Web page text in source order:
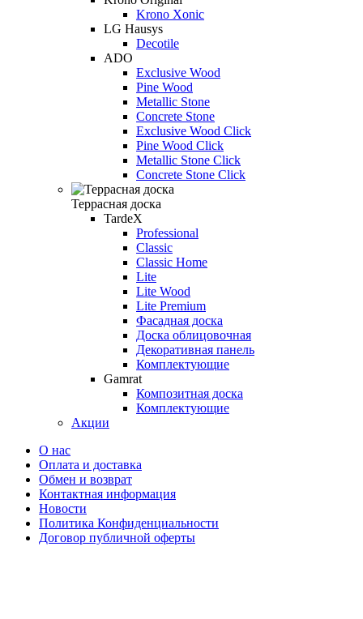
Krono Xonic
LG Hausys
Decotile
ADO
Exclusive Wood
Pine Wood
Metallic Stone
Concrete Stone
Exclusive Wood Click
Pine Wood Click
Metallic Stone Click
Concrete Stone Click
Террасная доска
TardeX
Professional
Classic
Classic Home
Lite
Lite Wood
Lite Premium
Фасадная доска
Доска облицовочная
Декоративная панель
Комплектующие
Gamrat
Композитная доска
Комплектующие
Акции
О нас
Оплата и доставка
Обмен и возврат
Контактная информация
Новости
Политика Конфиденциальности
Договор публичной оферты